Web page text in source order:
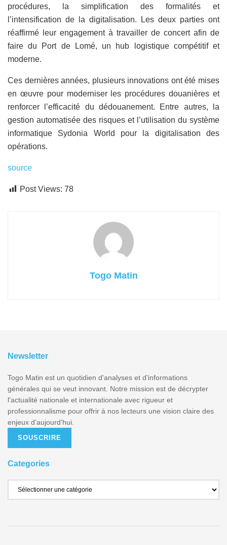
procédures, la simplification des formalités et
l’intensification de la digitalisation. Les deux parties ont
réaffirmé leur engagement à travailler de concert afin de
faire du Port de Lomé, un hub logistique compétitif et
moderne.
Ces dernières années, plusieurs innovations ont été mises
en œuvre pour moderniser les procédures douanières et
renforcer l’efficacité du dédouanement. Entre autres, la
gestion automatisée des risques et l’utilisation du système
informatique Sydonia World pour la digitalisation des
opérations.
source
Post Views: 78
Togo Matin
Newsletter
Togo Matin est un quotidien d'analyses et d'informations
générales qui se veut innovant. Notre mission est de décrypter
l'actualité nationale et internationale avec rigueur et
professionnalisme pour offrir à nos lecteurs une vision claire des
enjeux d’aujourd’hui.
SOUSCRIRE
Categories